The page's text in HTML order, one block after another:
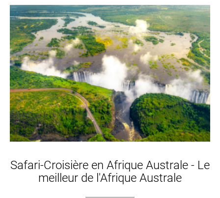
Safari-Croisière en Afrique Australe - Le
meilleur de l'Afrique Australe